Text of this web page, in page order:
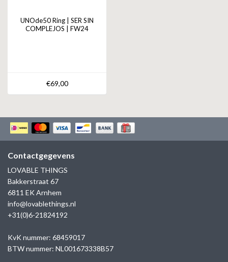
UNOde50 Ring | SER SIN
COMPLEJOS | FW24
€69,00
Contactgegevens
LOVABLE THINGS
Bakkerstraat 67
6811 EK Arnhem
info@lovablethings.nl
+31(0)6-21824192
KvK nummer: 68459017
BTW nummer: NL001673338B57